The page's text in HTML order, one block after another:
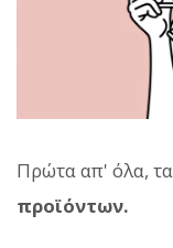
Πρώτα απ' όλα, τα
προϊόντων.